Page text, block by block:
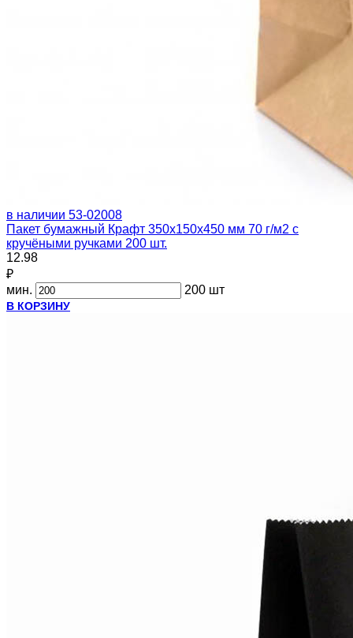
в наличии 53-02008
Пакет бумажный Крафт 350х150х450 мм 70 г/м2 с
кручёными ручками 200 шт.
12.98
₽
мин.
200 шт
В КОРЗИНУ